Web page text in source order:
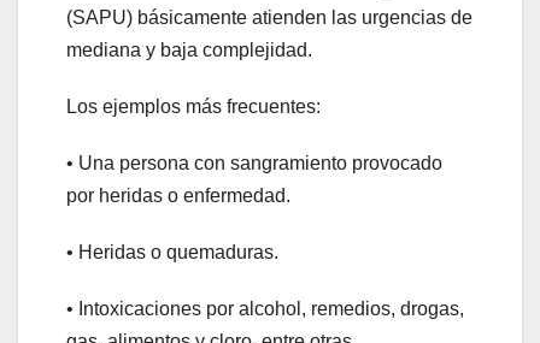
(SAPU) básicamente atienden las urgencias de
mediana y baja complejidad.
Los ejemplos más frecuentes:
• Una persona con sangramiento provocado
por heridas o enfermedad.
• Heridas o quemaduras.
• Intoxicaciones por alcohol, remedios, drogas,